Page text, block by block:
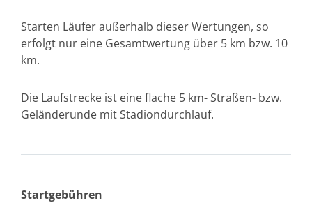
Starten Läufer außerhalb dieser Wertungen, so
erfolgt nur eine Gesamtwertung über 5 km bzw. 10
km.
Die Laufstrecke ist eine flache 5 km- Straßen- bzw.
Geländerunde mit Stadiondurchlauf.
Startgebühren